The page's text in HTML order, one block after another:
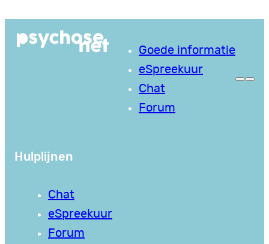
naar
Goede informatie
eSpreekuur
Chat
Forum
Hulplijnen
Chat
eSpreekuur
Forum